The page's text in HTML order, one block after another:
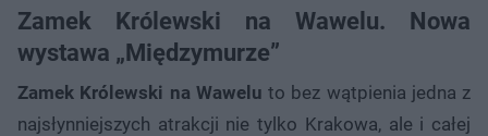
Zamek Królewski na Wawelu. Nowa
wystawa „Międzymurze”
Zamek Królewski na Wawelu to bez wątpienia jedna z
najsłynniejszych atrakcji nie tylko Krakowa, ale i całej